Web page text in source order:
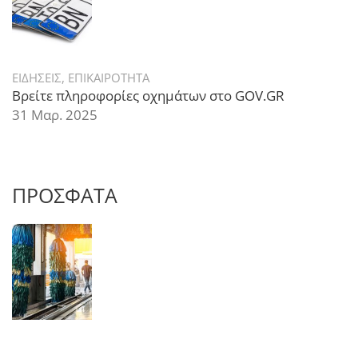
ΕΙΔΗΣΕΙΣ, ΕΠΙΚΑΙΡΟΤΗΤΑ
Βρείτε πληροφορίες οχημάτων στο GOV.GR
31 Μαρ. 2025
ΠΡΟΣΦΑΤΑ